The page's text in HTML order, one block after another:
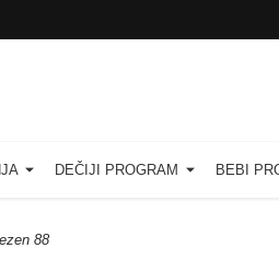
DEČIJI PROGRAM BEBI
88